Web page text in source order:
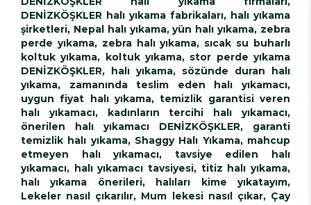
DENİZKÖŞKLER halı yıkama fabrikaları, halı yıkama
şirketleri, Nepal halı yıkama, yün halı yıkama, zebra
perde yıkama, zebra halı yıkama, sıcak su buharlı
koltuk yıkama, koltuk yıkama, stor perde yıkama
DENİZKÖŞKLER, halı yıkama, sözünde duran halı
yıkama, zamanında teslim eden halı yıkamacı,
uygun fiyat halı yıkama, temizlik garantisi veren
halı yıkamacı, kadınların tercihi halı yıkamacı,
önerilen halı yıkamacı DENİZKÖŞKLER, garanti
temizlik halı yıkama, Shaggy Halı Yıkama, mahcup
etmeyen halı yıkamacı, tavsiye edilen halı
yıkamacı, halı yıkamacı tavsiyesi, titiz halı yıkama,
halı yıkama önerileri, halıları kime yıkatayım,
Lekeler nasıl çıkarılır, Mum lekesi nasıl çıkar, Çay